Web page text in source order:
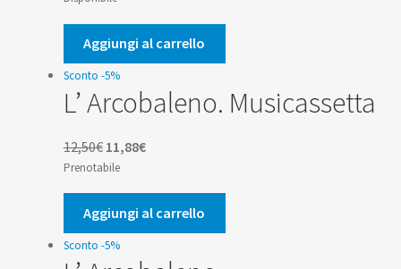
originale
era:
12,00€.
attuale
è:
11,40€.
Aggiungi al carrello
Sconto -5%
L’ Arcobaleno. Musicassetta
12,50€ Il
prezzo
originale
era:
12,50€.
11,88€Il
attuale
è:
11,88€.
Prenotabile
Aggiungi al carrello
Sconto -5%